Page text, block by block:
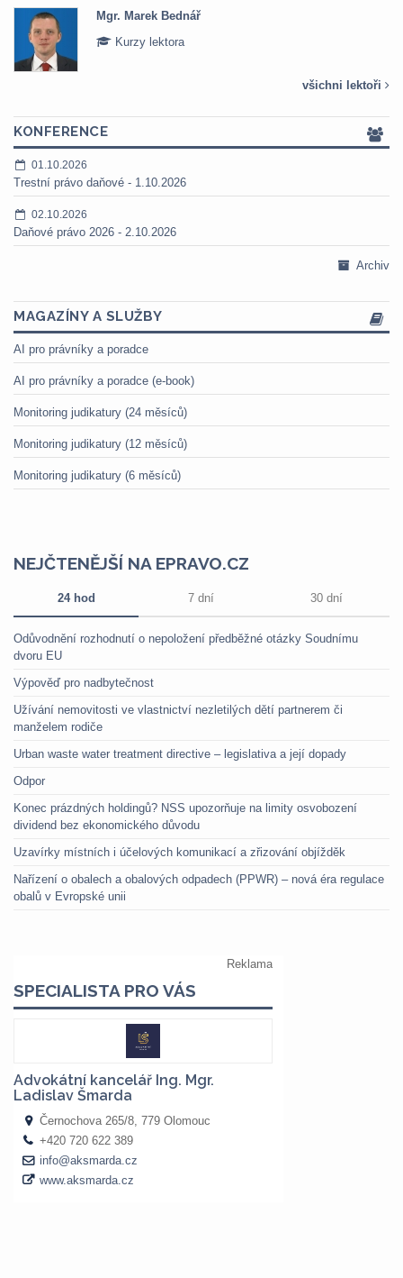
Mgr. Marek Bednář
Kurzy lektora
všichni lektoři
KONFERENCE
01.10.2026
Trestní právo daňové - 1.10.2026
02.10.2026
Daňové právo 2026 - 2.10.2026
Archiv
MAGAZÍNY A SLUŽBY
AI pro právníky a poradce
AI pro právníky a poradce (e-book)
Monitoring judikatury (24 měsíců)
Monitoring judikatury (12 měsíců)
Monitoring judikatury (6 měsíců)
NEJČTENĚJŠÍ NA EPRAVO.CZ
24 hod 7 dní 30 dní
Odůvodnění rozhodnutí o nepoložení předběžné otázky Soudnímu
dvoru EU
Výpověď pro nadbytečnost
Užívání nemovitosti ve vlastnictví nezletilých dětí partnerem či
manželem rodiče
Urban waste water treatment directive – legislativa a její dopady
Odpor
Konec prázdných holdingů? NSS upozorňuje na limity osvobození
dividend bez ekonomického důvodu
Uzavírky místních i účelových komunikací a zřizování objížděk
Nařízení o obalech a obalových odpadech (PPWR) – nová éra regulace
obalů v Evropské unii